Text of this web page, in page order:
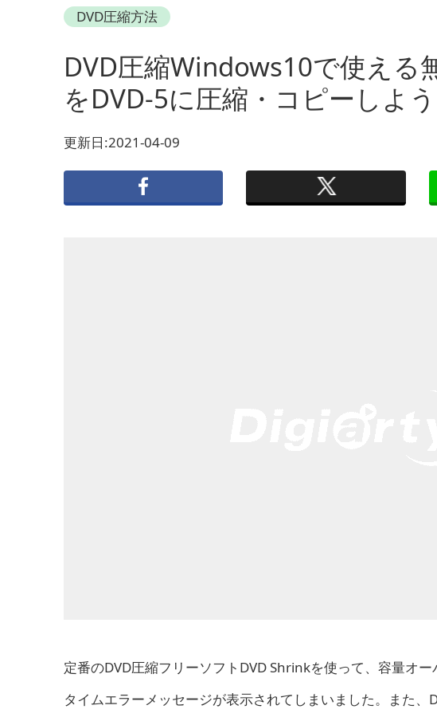
DVD圧縮方法
DVD圧縮Windows10で使える
をDVD-5に圧縮・コピーしよう
更新日:2021-04-09
定番のDVD圧縮フリーソフトDVD Shrinkを使って、容量オ
タイムエラーメッセージが表示されてしまいました。また